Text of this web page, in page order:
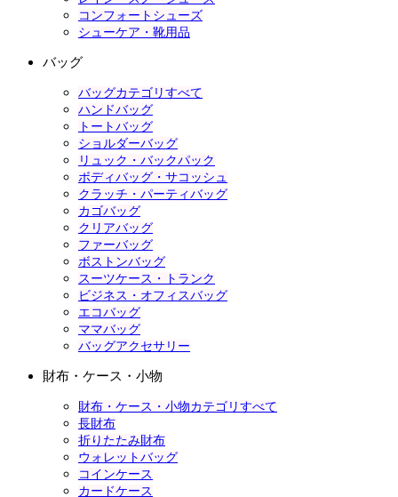
コンフォートシューズ
シューケア・靴用品
バッグ
バッグカテゴリすべて
ハンドバッグ
トートバッグ
ショルダーバッグ
リュック・バックパック
ボディバッグ・サコッシュ
クラッチ・パーティバッグ
カゴバッグ
クリアバッグ
ファーバッグ
ボストンバッグ
スーツケース・トランク
ビジネス・オフィスバッグ
エコバッグ
ママバッグ
バッグアクセサリー
財布・ケース・小物
財布・ケース・小物カテゴリすべて
長財布
折りたたみ財布
ウォレットバッグ
コインケース
カードケース